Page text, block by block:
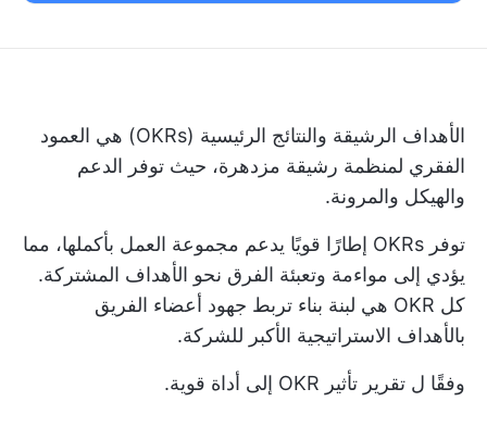
الأهداف الرشيقة والنتائج الرئيسية (OKRs) هي العمود
الفقري لمنظمة رشيقة مزدهرة، حيث توفر الدعم
والهيكل والمرونة.
توفر OKRs إطارًا قويًا يدعم مجموعة العمل بأكملها، مما
يؤدي إلى مواءمة وتعبئة الفرق نحو الأهداف المشتركة.
كل OKR هي لبنة بناء تربط جهود أعضاء الفريق
بالأهداف الاستراتيجية الأكبر للشركة.
وفقًا ل تقرير تأثير OKR إلى أداة قوية.